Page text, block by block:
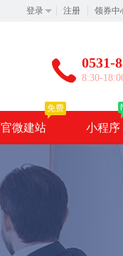
登录 注册 领券中
0531-
8:30-
官微建站
免费
小程序